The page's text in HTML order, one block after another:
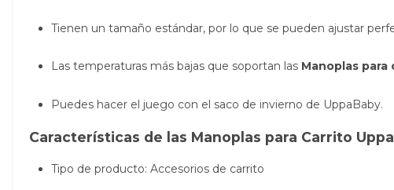
Tienen un tamaño estándar, por lo que se pueden ajustar
Las temperaturas más bajas que soportan las Manoplas para
Puedes hacer el juego con el saco de invierno de UppaBaby.
Características de las Manoplas para Carrito
Tipo de producto: Accesorios de carrito